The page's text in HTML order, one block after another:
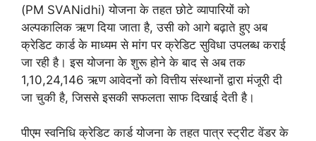
(PM SVANidhi) योजना के तहत छोटे व्यापारियों को
अल्पकालिक ऋण दिया जाता है, उसी को आगे बढ़ाते हुए अब
क्रेडिट कार्ड के माध्यम से मांग पर क्रेडिट सुविधा उपलब्ध कराई
जा रही है। इस योजना के शुरू होने के बाद से अब तक
1,10,24,146 ऋण आवेदनों को वित्तीय संस्थानों द्वारा मंजूरी दी
जा चुकी है, जिससे इसकी सफलता साफ दिखाई देती है।
पीएम स्वनिधि क्रेडिट कार्ड योजना के तहत पात्र स्ट्रीट वेंडर के